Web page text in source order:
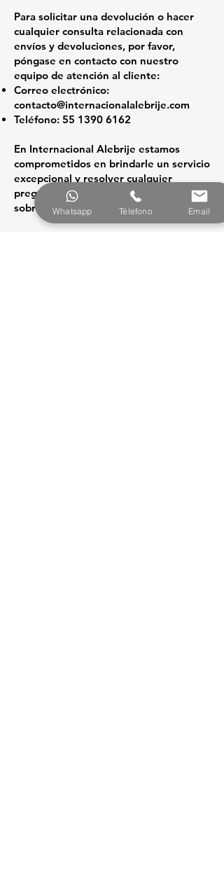
Para solicitar una devolución o hacer
cualquier consulta relacionada con
envíos y devoluciones, por favor,
póngase en contacto con nuestro
equipo de atención al cliente:
Correo electrónico:
contacto@internacionalalebrije.com
Teléfono: 55 1390 6162
En Internacional Alebrije estamos
comprometidos en brindarle un servicio
excepcional y resolver cualquier
pregunta o inquietud que pueda tener
sobre nuestros productos y servicios.
Whatsapp Télefono Email